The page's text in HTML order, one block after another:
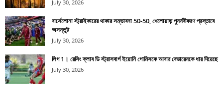
July 30, 2026
বার্সেলোনা স্ট্রাইকারের থাকার সম্ভাবনা 50-50, খেলোয়াড় পুনর্নবীকরণ প্রস্তাবে
অসন্তুষ্ট
July 30, 2026
লিগ 1। রেসিং ক্লাব ডি স্ট্রাসবার্গ ইয়োনি গোমিসকে আবার বেভারেনকে ধার দিয়েছে
July 30, 2026